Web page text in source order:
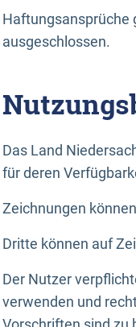
Haftungsansprüche
ausgeschlossen.
Das Land
für deren
Zeichnungen
Dritte können auf
Der Nutzer
verwenden und